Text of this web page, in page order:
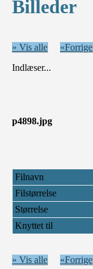
Billeder
» Vis alle «Forrige
Indlæser...
p4898.jpg
Filnavn
Filstørrelse
Størrelse
Knyttet til
» Vis alle «Forrige